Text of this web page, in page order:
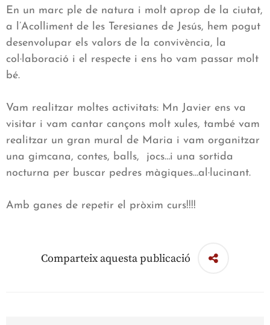
En un marc ple de natura i molt aprop de la ciutat,
a l’Acolliment de les Teresianes de Jesús, hem pogut
desenvolupar els valors de la convivència, la
col·laboració i el respecte i ens ho vam passar molt
bé.
Vam realitzar moltes activitats: Mn Javier ens va
visitar i vam cantar cançons molt xules, també vam
realitzar un gran mural de Maria i vam organitzar
una gimcana, contes, balls, jocs…i una sortida
nocturna per buscar pedres màgiques…al·lucinant.
Amb ganes de repetir el pròxim curs!!!!
Comparteix aquesta publicació